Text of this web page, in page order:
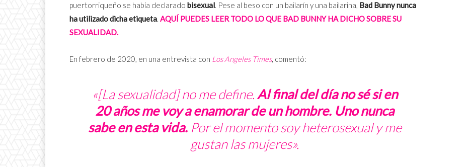
puertorriqueño se había declarado bisexual. Pese al beso con un bailarín y una bailarina, Bad Bunny nunca
ha utilizado dicha etiqueta. AQUÍ PUEDES LEER TODO LO QUE BAD BUNNY HA DICHO SOBRE SU
SEXUALIDAD.
En febrero de 2020, en una entrevista con Los Angeles Times, comentó:
«[La sexualidad] no me define.Al final del día no sé si en
20 años me voy a enamorar de un hombre. Uno nunca
sabe en esta vida. Por el momento soy heterosexual y me
gustan las mujeres».